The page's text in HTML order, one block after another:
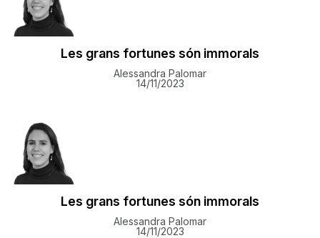
Les grans fortunes són immorals
Alessandra Palomar
14/11/2023
Les grans fortunes són immorals
Alessandra Palomar
14/11/2023